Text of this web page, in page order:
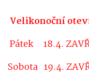
Velikonoční
Pátek
18.4.
Sobota 19.4.